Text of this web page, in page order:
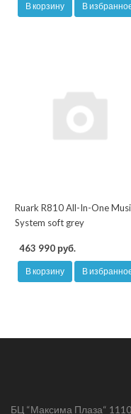
В корзину В
Ruark R810 All-In-One
System soft grey
463 990 руб.
В корзину В
БЦ “Максима Плаза“